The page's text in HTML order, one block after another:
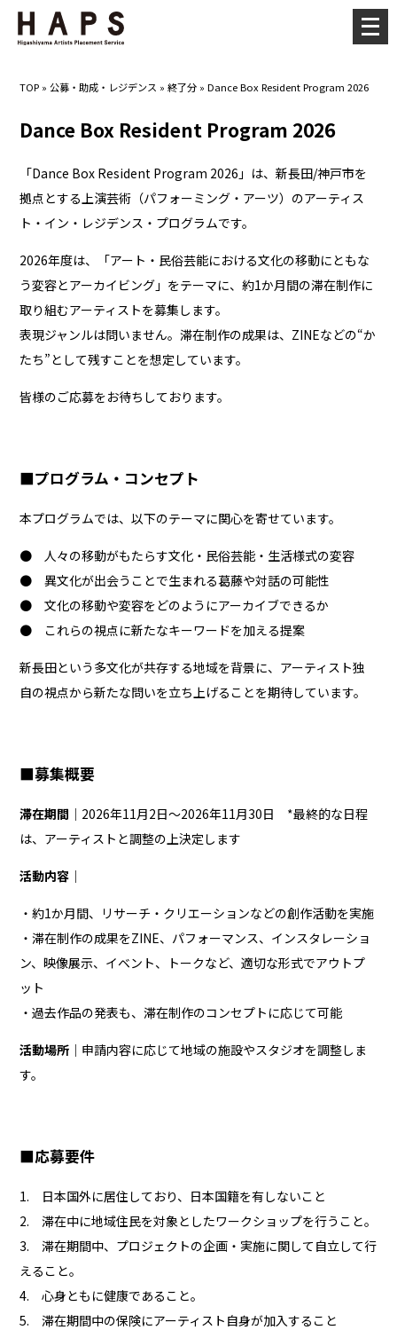
TOP »公募・助成・レジデンス »終了分 »Dance Box Resident Program 2026
Dance Box Resident Program 2026
「Dance Box Resident Program 2026」は、新長田/神戸市を
拠点とする上演芸術（パフォーミング・アーツ）のアーティス
ト・イン・レジデンス・プログラムです。
2026年度は、「アート・民俗芸能における文化の移動にともな
う変容とアーカイビング」をテーマに、約1か月間の滞在制作に
取り組むアーティストを募集します。
表現ジャンルは問いません。滞在制作の成果は、ZINEなどの“か
たち”として残すことを想定しています。
皆様のご応募をお待ちしております。
■プログラム・コンセプト
本プログラムでは、以下のテーマに関心を寄せています。
● 人々の移動がもたらす文化・民俗芸能・生活様式の変容
● 異文化が出会うことで生まれる葛藤や対話の可能性
● 文化の移動や変容をどのようにアーカイブできるか
● これらの視点に新たなキーワードを加える提案
新長田という多文化が共存する地域を背景に、アーティスト独
自の視点から新たな問いを立ち上げることを期待しています。
■募集概要
滞在期間 ｜2026年11月2日～2026年11月30日 *最終的な日程
は、アーティストと調整の上決定します
活動内容 ｜
・約1か月間、リサーチ・クリエーションなどの創作活動を実施
・滞在制作の成果をZINE、パフォーマンス、インスタレーショ
ン、映像展示、イベント、トークなど、適切な形式でアウトプ
ット
・過去作品の発表も、滞在制作のコンセプトに応じて可能
活動場所 ｜申請内容に応じて地域の施設やスタジオを調整しま
す。
■応募要件
1. 日本国外に居住しており、日本国籍を有しないこと
2. 滞在中に地域住民を対象としたワークショップを行うこと。
3. 滞在期間中、プロジェクトの企画・実施に関して自立して行
えること。
4. 心身ともに健康であること。
5. 滞在期間中の保険にアーティスト自身が加入すること
メ
ニ
ー
く